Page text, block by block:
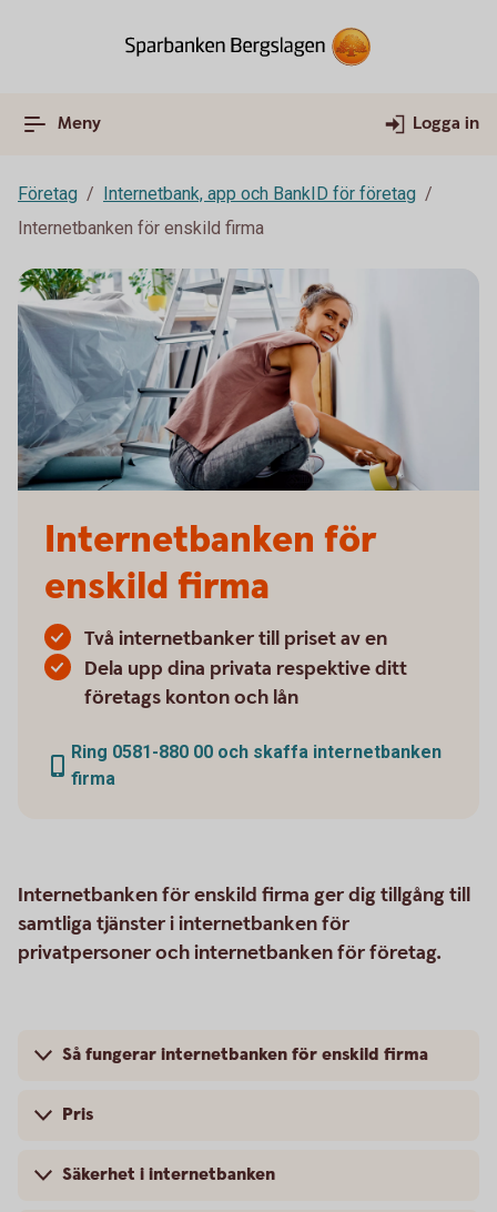
Meny Logga in
Företag
Internetbank, app och BankID för företag
Internetbanken för enskild firma
Internetbanken för
enskild firma
Två internetbanker till priset av en
Dela upp dina privata respektive ditt
företags konton och lån
Ring 0581-880 00 och skaffa internetbanken
firma
Internetbanken för enskild firma ger dig tillgång till
samtliga tjänster i internetbanken för
privatpersoner och internetbanken för företag.
Så fungerar internetbanken för enskild firma
Pris
Säkerhet i internetbanken